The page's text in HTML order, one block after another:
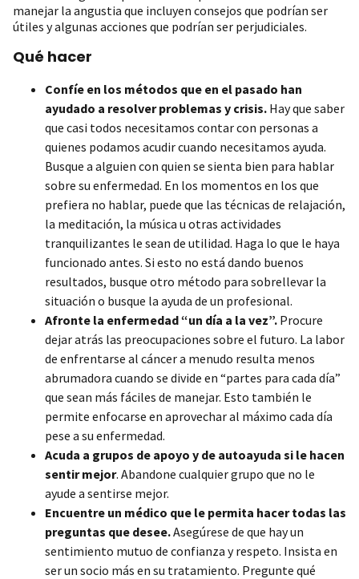
manejar la angustia que incluyen consejos que podrían ser
útiles y algunas acciones que podrían ser perjudiciales.
Qué hacer
Confíe en los métodos que en el pasado han
ayudado a resolver problemas y crisis. Hay que saber
que casi todos necesitamos contar con personas a
quienes podamos acudir cuando necesitamos ayuda.
Busque a alguien con quien se sienta bien para hablar
sobre su enfermedad. En los momentos en los que
prefiera no hablar, puede que las técnicas de relajación,
la meditación, la música u otras actividades
tranquilizantes le sean de utilidad. Haga lo que le haya
funcionado antes. Si esto no está dando buenos
resultados, busque otro método para sobrellevar la
situación o busque la ayuda de un profesional.
Afronte la enfermedad “un día a la vez”. Procure
dejar atrás las preocupaciones sobre el futuro. La labor
de enfrentarse al cáncer a menudo resulta menos
abrumadora cuando se divide en “partes para cada día”
que sean más fáciles de manejar. Esto también le
permite enfocarse en aprovechar al máximo cada día
pese a su enfermedad.
Acuda a grupos de apoyo y de autoayuda si le hacen
sentir mejor. Abandone cualquier grupo que no le
ayude a sentirse mejor.
Encuentre un médico que le permita hacer todas las
preguntas que desee.Asegúrese de que hay un
sentimiento mutuo de confianza y respeto. Insista en
ser un socio más en su tratamiento. Pregunte qué